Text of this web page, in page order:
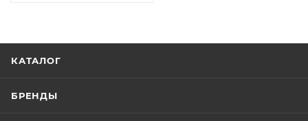
КАТАЛОГ
БРЕНДЫ